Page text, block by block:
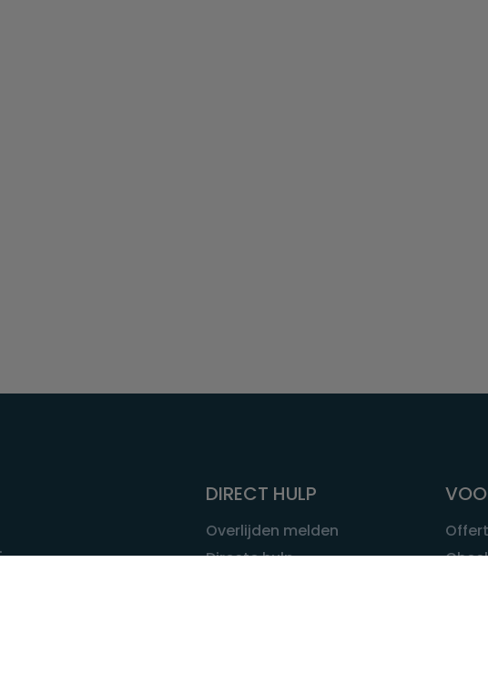
DIRECT HULP
Overlijden melden
Directe hulp